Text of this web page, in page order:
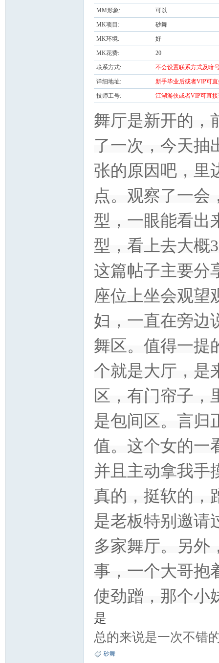
MM形象: 可以
MK项目: 砂舞
MK环境: 好
MK花费: 20
联系方式: 不会设置联系方式及暗
详细地址: 新手毕业后或者VIP可
技师工号: 江湖游侠或者VIP可直
舞厅是新开的，
了一次，今天抽
张的原因吧，里
点。观察了一会
型，一眼能看出
型，看上去大概
这篇帖子主要分
座位上坐会观望
妇，一直在旁边
舞区。值得一提
个就是大厅，是
区，有门帘子，
是包间区。言归
值。这个女的一
并且主动拿我手
真的，挺软的，
是老板特别邀请
多家舞厅。另外
事，一个大哥抱
使劲蹭，那个小
是
总的来说是一次不错
砂舞